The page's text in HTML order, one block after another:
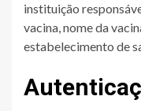
instituição
vacina, nome da
estabelecimento de